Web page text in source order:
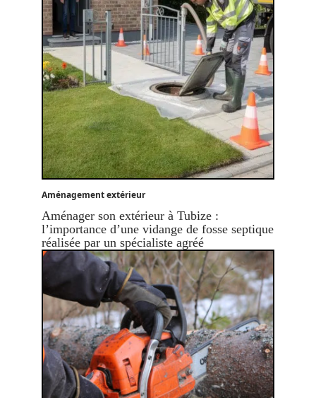
Aménagement extérieur
Aménager son extérieur à Tubize :
l’importance d’une vidange de fosse septique
réalisée par un spécialiste agréé